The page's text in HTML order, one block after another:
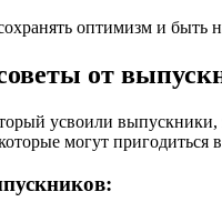
оптимизм и быть
от
усвоили выпускники,
могут пригодиться